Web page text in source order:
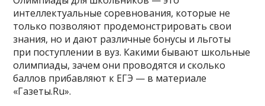
интеллектуальные соревнования, которые не
только позволяют продемонстрировать свои
знания, но и дают различные бонусы и льготы
при поступлении в вуз. Какими бывают школьные
олимпиады, зачем они проводятся и сколько
баллов прибавляют к ЕГЭ — в материале
«Газеты.Ru».